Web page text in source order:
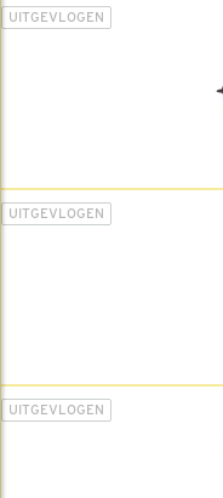
UITGEVLOGEN
UITGEVLOGEN
UITGEVLOGEN